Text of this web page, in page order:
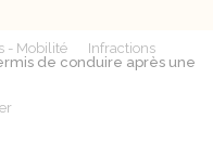
- Mobilité
Infractions
de conduire après une